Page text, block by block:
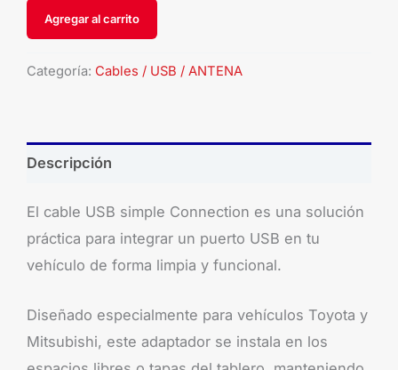
Agregar al carrito
Categoría: Cables / USB / ANTENA
Descripción
El cable USB simple Connection es una solución
práctica para integrar un puerto USB en tu
vehículo de forma limpia y funcional.
Diseñado especialmente para vehículos Toyota y
Mitsubishi, este adaptador se instala en los